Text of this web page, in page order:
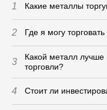
1 Какие металлы
2 Где я могу
3
Какой металл лучше
торговли?
4 Стоит ли